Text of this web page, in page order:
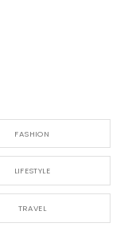
FASHION
LIFESTYLE
TRAVEL